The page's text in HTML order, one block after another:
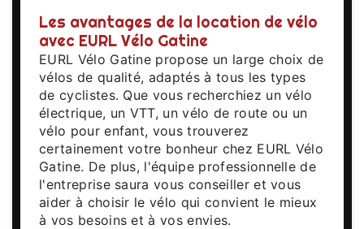
Les avantages de la location de vélo
avec EURL Vélo Gatine
EURL Vélo Gatine propose un large choix de
vélos de qualité, adaptés à tous les types
de cyclistes. Que vous recherchiez un vélo
électrique, un VTT, un vélo de route ou un
vélo pour enfant, vous trouverez
certainement votre bonheur chez EURL Vélo
Gatine. De plus, l'équipe professionnelle de
l'entreprise saura vous conseiller et vous
aider à choisir le vélo qui convient le mieux
à vos besoins et à vos envies.